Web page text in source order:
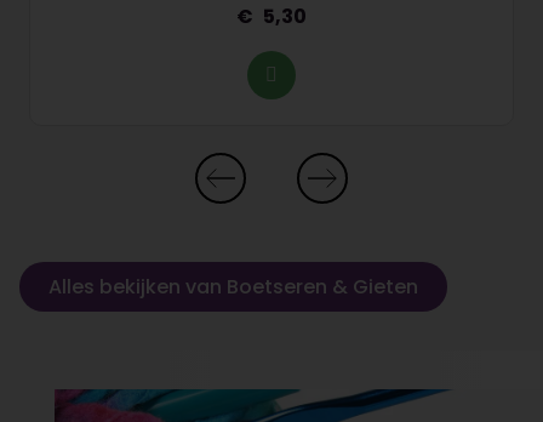
5,30
Alles bekijken van Boetseren & Gieten